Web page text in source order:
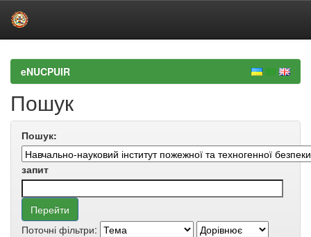
navigationeNUCPUIR
Пошук
Пошук:
запит
Поточні фільтри: